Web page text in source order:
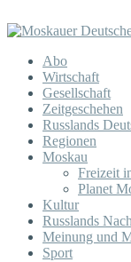
Abo
Wirtschaft
Gesellschaft
Zeitgeschehen
Russlands
Regionen
Moskau
Freizeit
Planet
Kultur
Russlands
Meinung und
Sport